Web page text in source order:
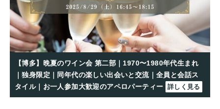
【博多】晩夏のワイン会 第二部｜1970〜1980年代生まれ
｜独身限定｜同年代の楽しい出会いと交流｜全員と会話ス
タイル｜お一人参加大歓迎のアペロパーティー 詳しく見る